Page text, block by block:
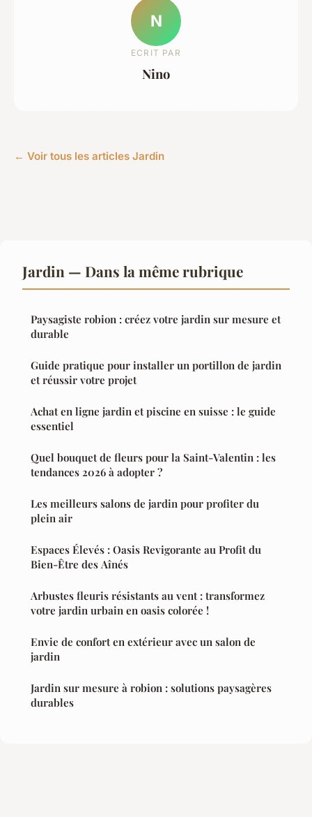
N
ECRIT PAR
Nino
← Voir tous les articles Jardin
Jardin — Dans la même rubrique
Paysagiste robion : créez votre jardin sur mesure et
durable
Guide pratique pour installer un portillon de jardin
et réussir votre projet
Achat en ligne jardin et piscine en suisse : le guide
essentiel
Quel bouquet de fleurs pour la Saint-Valentin : les
tendances 2026 à adopter ?
Les meilleurs salons de jardin pour profiter du
plein air
Espaces Élevés : Oasis Revigorante au Profit du
Bien-Être des Aînés
Arbustes fleuris résistants au vent : transformez
votre jardin urbain en oasis colorée !
Envie de confort en extérieur avec un salon de
jardin
Jardin sur mesure à robion : solutions paysagères
durables